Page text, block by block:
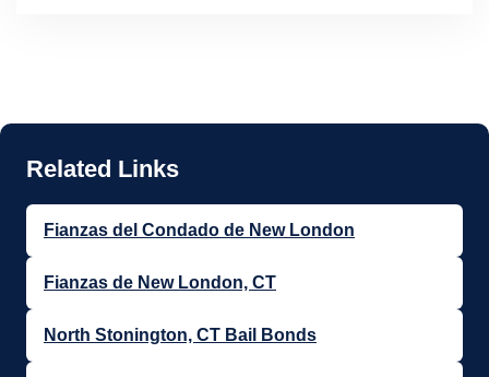
Fianzas del Condado de New London
Fianzas de New London, CT
North Stonington, CT Bail Bonds